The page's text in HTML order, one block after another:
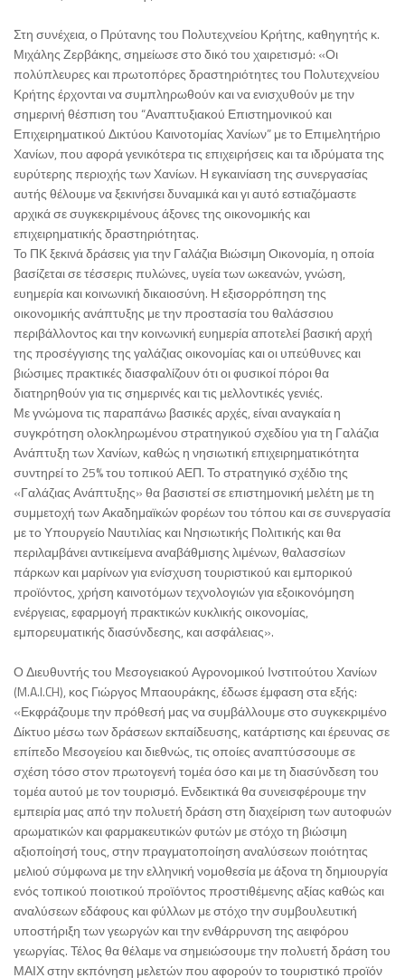
Στη συνέχεια, ο Πρύτανης του Πολυτεχνείου Κρήτης, καθηγητής κ.
Μιχάλης Ζερβάκης, σημείωσε στο δικό του χαιρετισμό: «Οι
πολύπλευρες και πρωτοπόρες δραστηριότητες του Πολυτεχνείου
Κρήτης έρχονται να συμπληρωθούν και να ενισχυθούν με την
σημερινή θέσπιση του “Αναπτυξιακού Επιστημονικού και
Επιχειρηματικού Δικτύου Καινοτομίας Χανίων” με το Επιμελητήριο
Χανίων, που αφορά γενικότερα τις επιχειρήσεις και τα ιδρύματα της
ευρύτερης περιοχής των Χανίων. Η εγκαινίαση της συνεργασίας
αυτής θέλουμε να ξεκινήσει δυναμικά και γι αυτό εστιαζόμαστε
αρχικά σε συγκεκριμένους άξονες της οικονομικής και
επιχειρηματικής δραστηριότητας.
Το ΠΚ ξεκινά δράσεις για την Γαλάζια Βιώσιμη Οικονομία, η οποία
βασίζεται σε τέσσερις πυλώνες, υγεία των ωκεανών, γνώση,
ευημερία και κοινωνική δικαιοσύνη. Η εξισορρόπηση της
οικονομικής ανάπτυξης με την προστασία του θαλάσσιου
περιβάλλοντος και την κοινωνική ευημερία αποτελεί βασική αρχή
της προσέγγισης της γαλάζιας οικονομίας και οι υπεύθυνες και
βιώσιμες πρακτικές διασφαλίζουν ότι οι φυσικοί πόροι θα
διατηρηθούν για τις σημερινές και τις μελλοντικές γενιές.
Με γνώμονα τις παραπάνω βασικές αρχές, είναι αναγκαία η
συγκρότηση ολοκληρωμένου στρατηγικού σχεδίου για τη Γαλάζια
Ανάπτυξη των Χανίων, καθώς η νησιωτική επιχειρηματικότητα
συντηρεί το 25% του τοπικού ΑΕΠ. Το στρατηγικό σχέδιο της
«Γαλάζιας Ανάπτυξης» θα βασιστεί σε επιστημονική μελέτη με τη
συμμετοχή των Ακαδημαϊκών φορέων του τόπου και σε συνεργασία
με το Υπουργείο Ναυτιλίας και Νησιωτικής Πολιτικής και θα
περιλαμβάνει αντικείμενα αναβάθμισης λιμένων, θαλασσίων
πάρκων και μαρίνων για ενίσχυση τουριστικού και εμπορικού
προϊόντος, χρήση καινοτόμων τεχνολογιών για εξοικονόμηση
ενέργειας, εφαρμογή πρακτικών κυκλικής οικονομίας,
εμπορευματικής διασύνδεσης, και ασφάλειας».
Ο Διευθυντής του Μεσογειακού Αγρονομικού Ινστιτούτου Χανίων
(M.A.I.CH), κος Γιώργος Μπαουράκης, έδωσε έμφαση στα εξής:
«Εκφράζουμε την πρόθεσή μας να συμβάλλουμε στο συγκεκριμένο
Δίκτυο μέσω των δράσεων εκπαίδευσης, κατάρτισης και έρευνας σε
επίπεδο Μεσογείου και διεθνώς, τις οποίες αναπτύσσουμε σε
σχέση τόσο στον πρωτογενή τομέα όσο και με τη διασύνδεση του
τομέα αυτού με τον τουρισμό. Ενδεικτικά θα συνεισφέρουμε την
εμπειρία μας από την πολυετή δράση στη διαχείριση των αυτοφυών
αρωματικών και φαρμακευτικών φυτών με στόχο τη βιώσιμη
αξιοποίησή τους, στην πραγματοποίηση αναλύσεων ποιότητας
μελιού σύμφωνα με την ελληνική νομοθεσία με άξονα τη δημιουργία
ενός τοπικού ποιοτικού προϊόντος προστιθέμενης αξίας καθώς και
αναλύσεων εδάφους και φύλλων με στόχο την συμβουλευτική
υποστήριξη των γεωργών και την ενθάρρυνση της αειφόρου
γεωργίας. Τέλος θα θέλαμε να σημειώσουμε την πολυετή δράση του
ΜΑΙΧ στην εκπόνηση μελετών που αφορούν το τουριστικό προϊόν